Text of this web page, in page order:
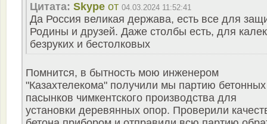
Цитата: Skype от 04.03.2024 11:52:41
Да Россия великая держава, есть все для
Родины и друзей. Даже столбы есть, для калек
безруких и бестолковых
Помнится, в бытность мою инженером
"Казахтелекома" получили мы партию бетонных
пасынков чимкентского производства для
установки деревянных опор. Проверили